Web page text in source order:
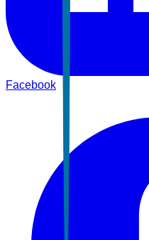
Facebook